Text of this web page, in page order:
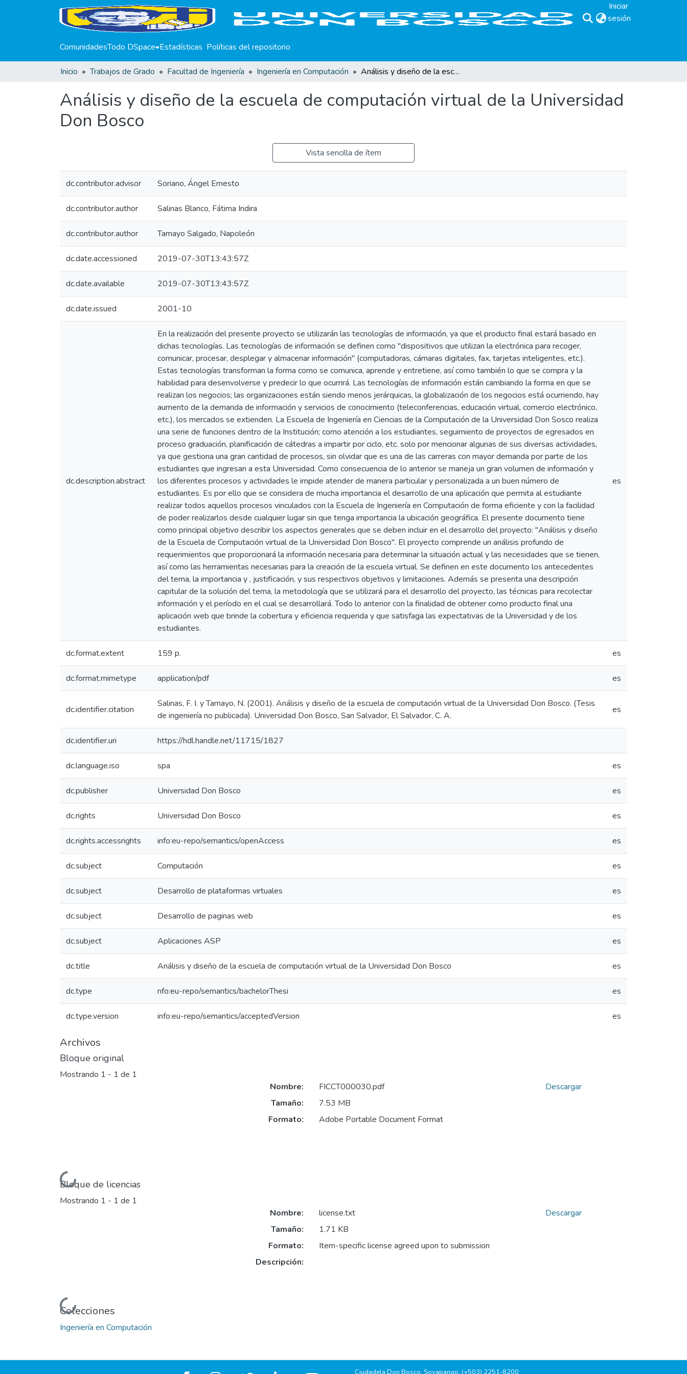
Iniciar
sesión
ComunidadesTodo DSpace Estadísticas Políticas del repositorio
Inicio Trabajos de Grado Facultad de Ingeniería Ingeniería en Computación Análisis y diseño de la escuela de computación virtual de la Universidad Don Bosco
Análisis y diseño de la escuela de computación virtual de la Universidad
Don Bosco
Vista sencilla de ítem
dc.contributor.advisor Soriano, Ángel Ernesto
dc.contributor.author Salinas Blanco, Fátima Indira
dc.contributor.author Tamayo Salgado, Napoleón
dc.date.accessioned 2019-07-30T13:43:57Z
dc.date.available 2019-07-30T13:43:57Z
dc.date.issued 2001-10
dc.description.abstract
En la realización del presente proyecto se utilizarán las tecnologías de información, ya que el producto final estará basado en
dichas tecnologías. Las tecnologías de información se definen como "dispositivos que utilizan la electrónica para recoger,
comunicar, procesar, desplegar y almacenar información" (computadoras, cámaras digitales, fax, tarjetas inteligentes, etc.).
Estas tecnologías transforman la forma como se comunica, aprende y entretiene, así como también lo que se compra y la
habilidad para desenvolverse y predecir lo que ocurrirá. Las tecnologías de información están cambiando la forma en que se
realizan los negocios; las organizaciones están siendo menos jerárquicas, la globalización de los negocios está ocurriendo, hay
aumento de la demanda de información y servicios de conocimiento (teleconferencias, educación virtual, comercio electrónico,
etc.), los mercados se extienden. La Escuela de Ingeniería en Ciencias de la Computación de la Universidad Don Sosco realiza
una serie de funciones dentro de la Institución; como atención a los estudiantes, seguimiento de proyectos de egresados en
proceso graduación, planificación de cátedras a impartir por ciclo, etc. solo por mencionar algunas de sus diversas actividades,
ya que gestiona una gran cantidad de procesos, sin olvidar que es una de las carreras con mayor demanda por parte de los
estudiantes que ingresan a esta Universidad. Como consecuencia de lo anterior se maneja un gran volumen de información y
los diferentes procesos y actividades le impide atender de manera particular y personalizada a un buen número de
estudiantes. Es por ello que se considera de mucha importancia el desarrollo de una aplicación que permita al estudiante
realizar todos aquellos procesos vinculados con la Escuela de Ingeniería en Computación de forma eficiente y con la facilidad
de poder realizarlos desde cualquier lugar sin que tenga importancia la ubicación geográfica. El presente documento tiene
como principal objetivo describir los aspectos generales que se deben incluir en el desarrollo del proyecto: "Análisis y diseño
de la Escuela de Computación virtual de la Universidad Don Bosco". El proyecto comprende un análisis profundo de
requerimientos que proporcionará la información necesaria para determinar la situación actual y las necesidades que se tienen,
así como las herramientas necesarias para la creación de la escuela virtual. Se definen en este documento los antecedentes
del tema, la importancia y , justificación, y sus respectivos objetivos y limitaciones. Además se presenta una descripción
capitular de la solución del tema, la metodología que se utilizará para el desarrollo del proyecto, las técnicas para recolectar
información y el período en el cual se desarrollará. Todo lo anterior con la finalidad de obtener como producto final una
aplicación web que brinde la cobertura y eficiencia requerida y que satisfaga las expectativas de la Universidad y de los
estudiantes.
es
dc.format.extent 159 p. es
dc.format.mimetype application/pdf es
dc.identifier.citation
Salinas, F. I. y Tamayo, N. (2001). Análisis y diseño de la escuela de computación virtual de la Universidad Don Bosco. (Tesis
de ingeniería no publicada). Universidad Don Bosco, San Salvador, El Salvador, C. A.
es
dc.identifier.uri https://hdl.handle.net/11715/1827
dc.language.iso spa es
dc.publisher Universidad Don Bosco es
dc.rights Universidad Don Bosco es
dc.rights.accessrights info:eu-repo/semantics/openAccess es
dc.subject Computación es
dc.subject Desarrollo de plataformas virtuales es
dc.subject Desarrollo de paginas web es
dc.subject Aplicaciones ASP es
dc.title Análisis y diseño de la escuela de computación virtual de la Universidad Don Bosco es
dc.type nfo:eu-repo/semantics/bachelorThesi es
dc.type.version info:eu-repo/semantics/acceptedVersion es
Archivos
Bloque original
Mostrando 1 - 1 de 1
Cargando...
Nombre:
FICCT000030.pdf
Tamaño:
7.53 MB
Formato:
Adobe Portable Document Format
Descargar
Bloque de licencias
Mostrando 1 - 1 de 1
Cargando...
Nombre:
license.txt
Tamaño:
1.71 KB
Formato:
Item-specific license agreed upon to submission
Descripción:
Descargar
Colecciones
Ingeniería en Computación
Ciudadela Don Bosco, Soyapango, (+503) 2251-8200